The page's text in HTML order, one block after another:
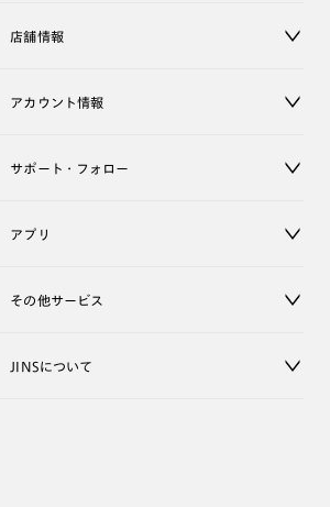
店舗情報
アカウント情報
サポート・フォロー
アプリ
その他サービス
JINSについて